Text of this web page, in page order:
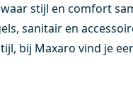
stijl en comfort
sanitair en
bij Maxaro vind je